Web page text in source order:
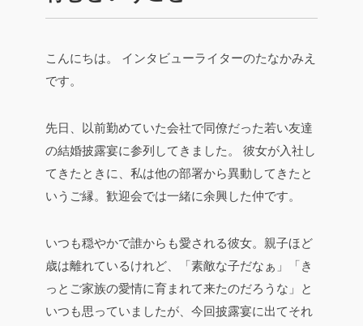
こんにちは。
インタビューライターのたなかみえ
です。
先日、以前勤めていた会社で同僚だった若い友達
の結婚披露宴に参列してきました。
彼女が入社し
てきたときに、私は他の部署から異動してきたと
いうご縁。歓迎会では一緒に余興した仲です。
いつも穏やかで誰からも愛される彼女。親子ほど
歳は離れているけれど、「素敵な子だなぁ」「き
っとご家族の愛情に育まれて来たのだろうな」と
いつも思っていましたが、今回披露宴に出てそれ